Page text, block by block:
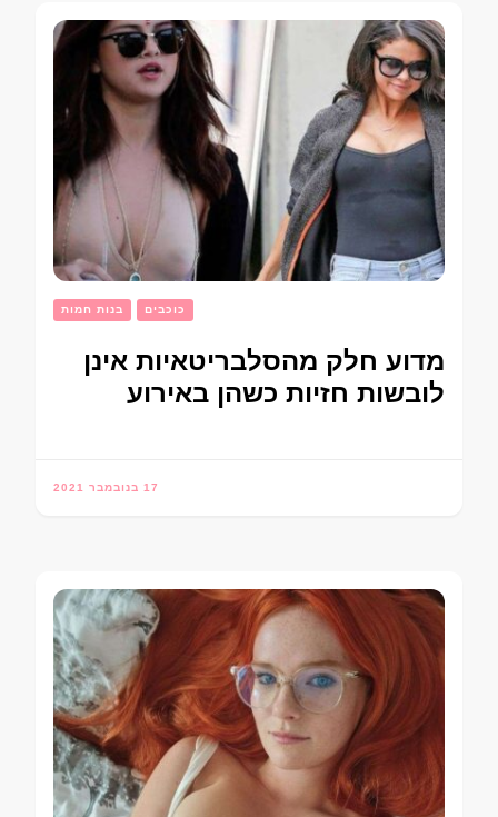
בנות חמות כוכבים
מדוע חלק מהסלבריטאיות אינן
לובשות חזיות כשהן באירוע
17 בנובמבר 2021